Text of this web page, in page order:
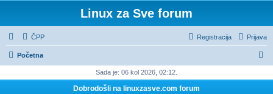
Linux za Sve forum
ČPP Prijava
Registracija
Početna
Sada je: 06 kol 2026, 02:12.
Dobrodošli na linuxzasve.com forum